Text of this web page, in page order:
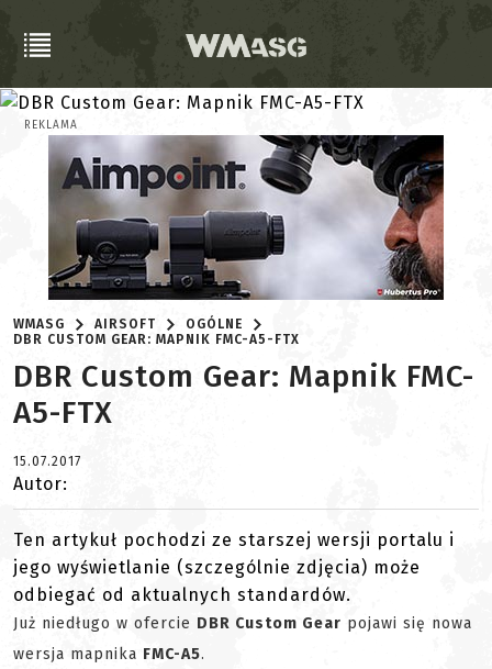
REKLAMA
WMASG AIRSOFT
OGÓLNE
DBR CUSTOM GEAR: MAPNIK FMC-A5-FTX
DBR Custom Gear: Mapnik FMC-
A5-FTX
15.07.2017
Autor:
Ten artykuł pochodzi ze starszej wersji portalu i
jego wyświetlanie (szczególnie zdjęcia) może
odbiegać od aktualnych standardów.
Już niedługo w ofercie DBR Custom Gear pojawi się nowa
wersja mapnika FMC-A5.